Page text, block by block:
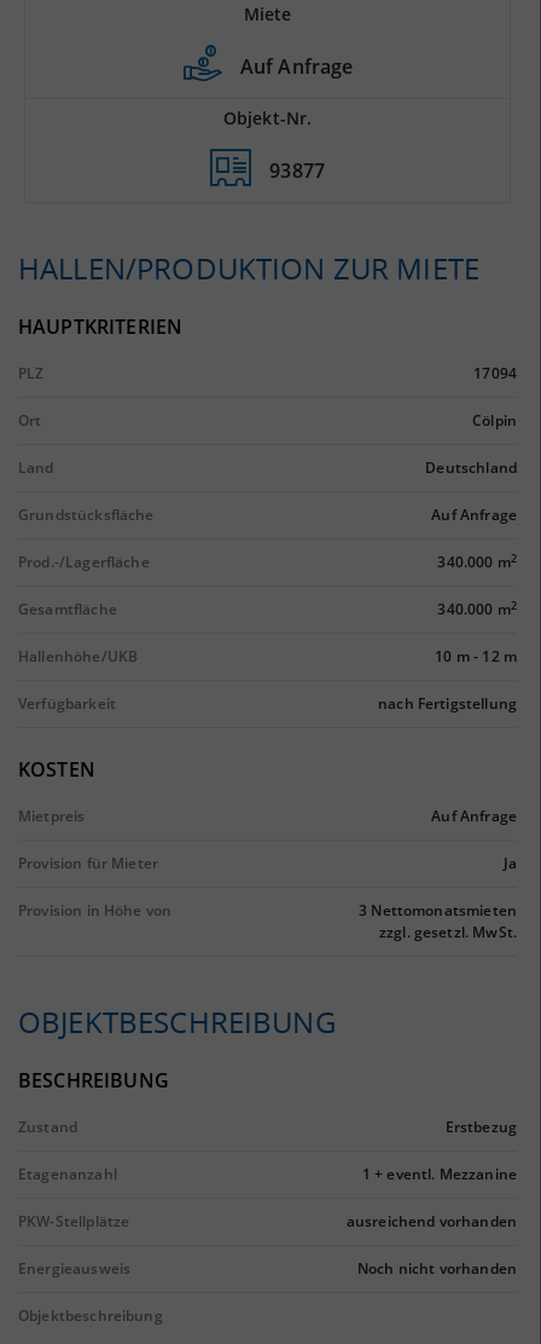
Miete
Auf Anfrage
Objekt-Nr.
93877
HALLEN/PRODUKTION ZUR MIETE
HAUPTKRITERIEN
PLZ 17094
Ort Cölpin
Land Deutschland
Grundstücksfläche Auf Anfrage
Prod.-/Lagerfläche 340.000 m2
Gesamtfläche 340.000 m2
Hallenhöhe/UKB 10 m- 12 m
Verfügbarkeit nach Fertigstellung
KOSTEN
Mietpreis Auf Anfrage
Provision für Mieter Ja
Provision in Höhe von
3 Nettomonatsmieten
zzgl. gesetzl. MwSt.
OBJEKTBESCHREIBUNG
BESCHREIBUNG
Zustand Erstbezug
Etagenanzahl 1 + eventl. Mezzanine
PKW-Stellplätze ausreichend vorhanden
Energieausweis Noch nicht vorhanden
Objektbeschreibung